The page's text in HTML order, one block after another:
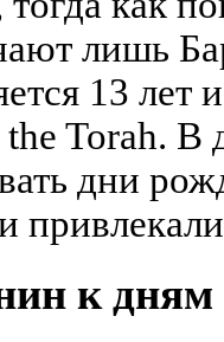
лишь
13
Torah. В
дни
к